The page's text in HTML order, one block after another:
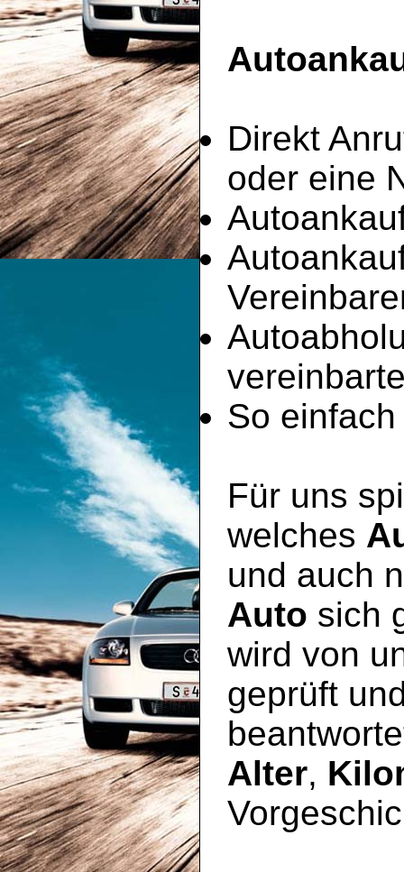
Direkt
oder eine
So
Für uns
welches
und auch
Auto sich
wird von
geprüft
Alter,